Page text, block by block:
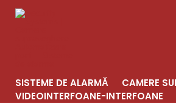
SISTEME DE ALARMĂ CAMERE
VIDEOINTERFOANE-INTERFOANE